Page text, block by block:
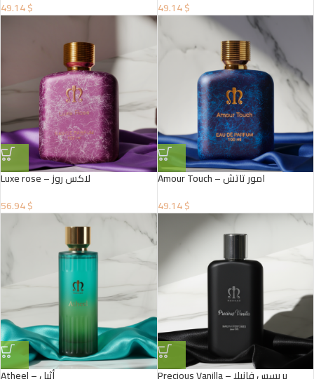
49.14 $
49.14 $
Luxe rose – لاكس روز
56.94 $
Amour Touch – امور تاتش
49.14 $